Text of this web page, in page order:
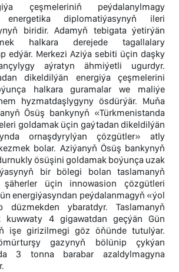
çeşmeleriniň peýdalanylmagy
energetika diplomatiýasynyň ileri
biridir. Adamyň tebigata ýetirýän
halkara derejede tagallalary
edýär. Merkezi Aziýa sebiti üçin daşky
aýratyn ähmiýetli ugurdyr.
dikeldilýän energiýa çeşmelerini
halkara guramalar we maliýe
hyzmatdaşlygyny ösdürýär. Muňa
Ösüş bankynyň «Türkmenistanda
goldamak üçin gaýtadan dikeldilýän
ornaşdyrylýan çözgütler» atly
bolar. Aziýanyň Ösüş bankynyň
ösüşini goldamak boýunça uzak
bir bölegi bolan taslamanyň
üçin innowasion çözgütleri
energiýasyndan peýdalanmagyň «ýol
düzmekden ybaratdyr. Taslamanyň
kuwwaty 4 gigawatdan geçýän Gün
işe girizilmegi göz öňünde tutulýar.
gazynyň bölünip çykýan
3 tonna barabar azaldylmagyna